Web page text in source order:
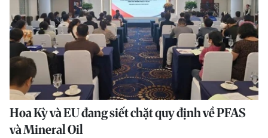
Hoa Kỳ và EU đang siết chặt quy định về PFAS
và Mineral Oil